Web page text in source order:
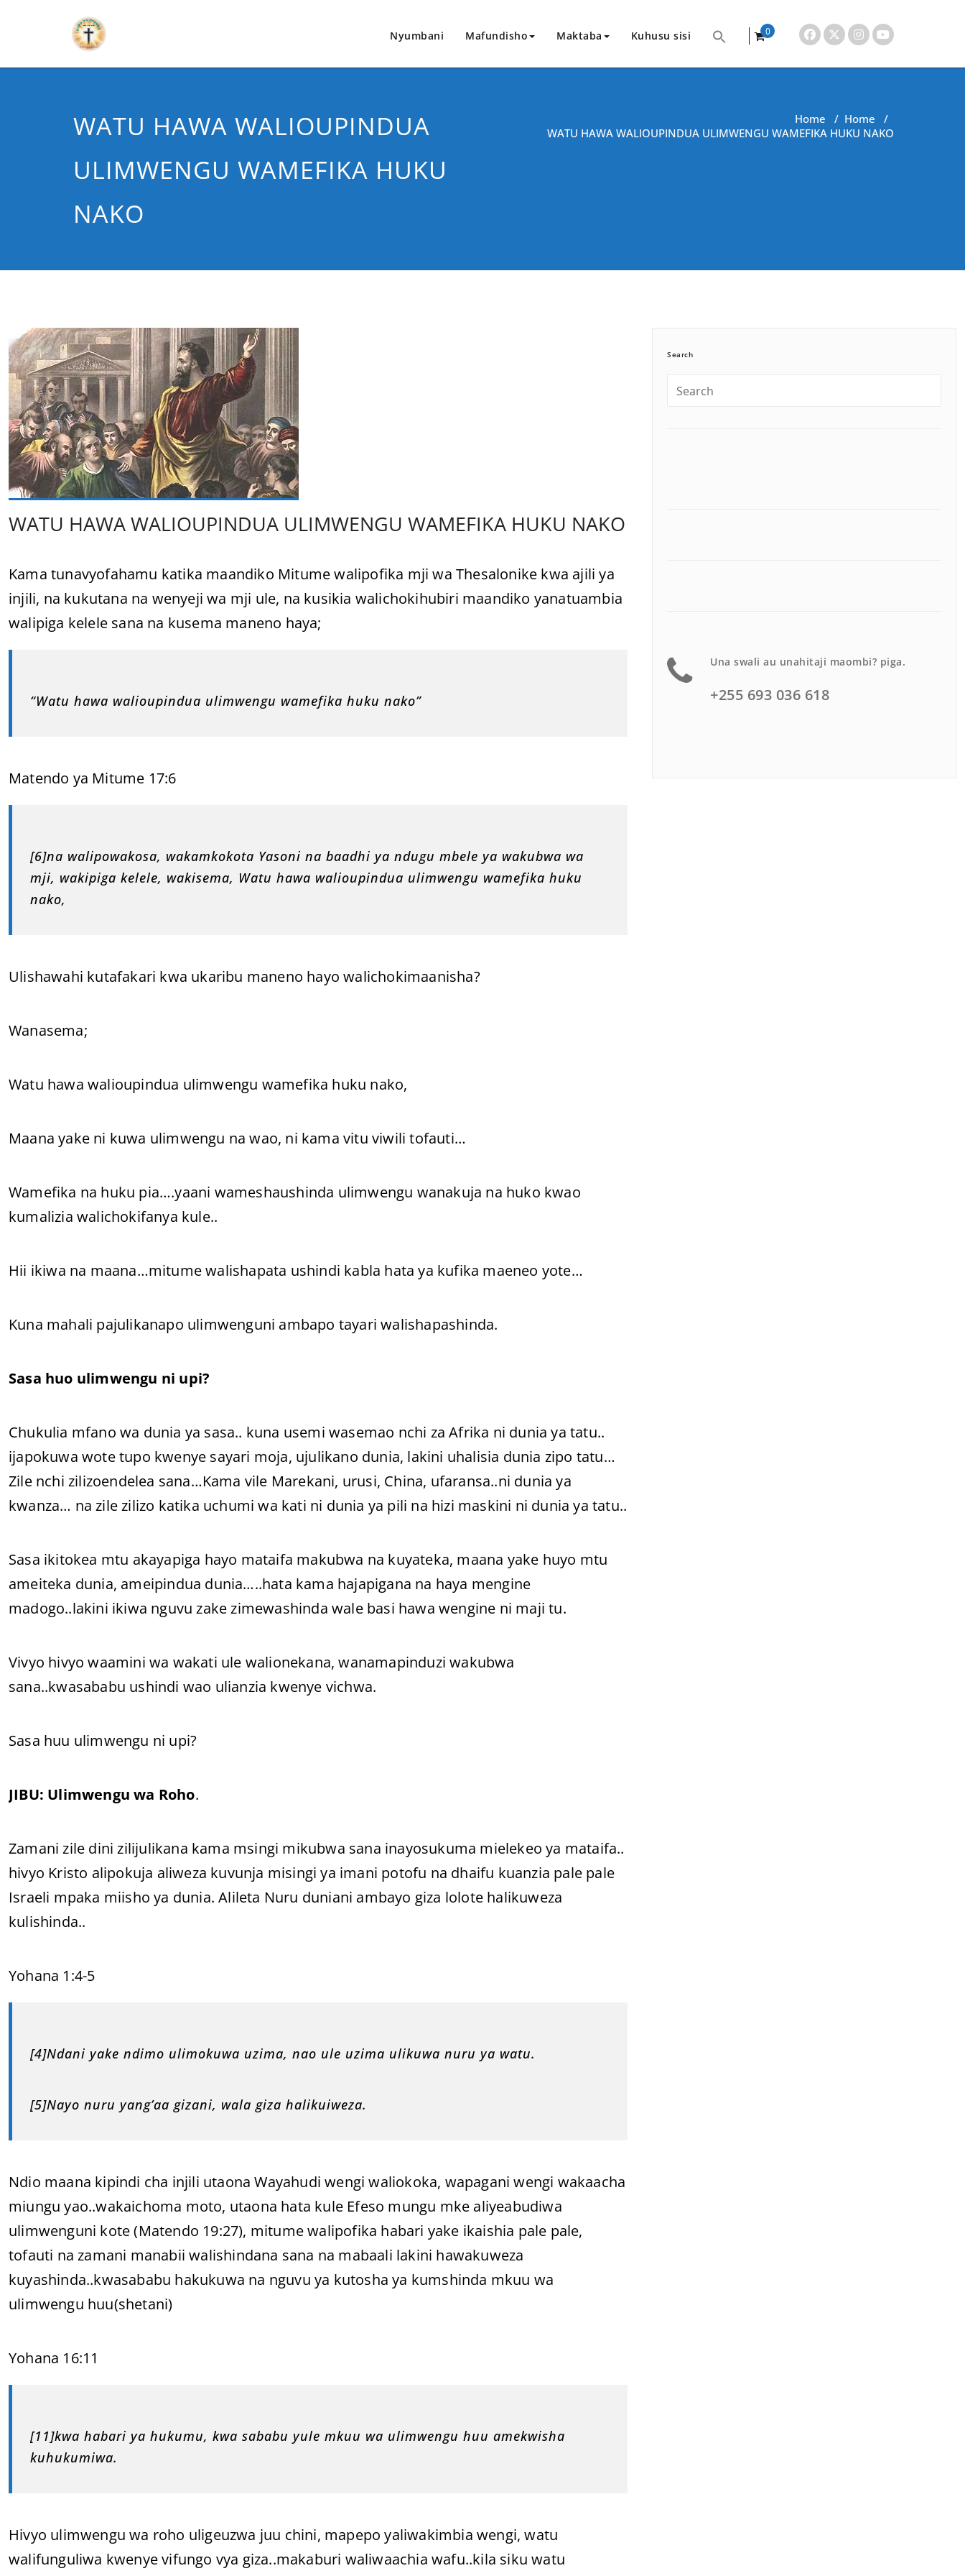
Nyumbani Mafundisho Maktaba Kuhusu sisi
0
WATU HAWA WALIOUPINDUA
ULIMWENGU WAMEFIKA HUKU
NAKO
Home / Home /
WATU HAWA WALIOUPINDUA ULIMWENGU WAMEFIKA HUKU NAKO
WATU HAWA WALIOUPINDUA ULIMWENGU WAMEFIKA HUKU NAKO
Kama tunavyofahamu katika maandiko Mitume walipofika mji wa Thesalonike kwa ajili ya
injili, na kukutana na wenyeji wa mji ule, na kusikia walichokihubiri maandiko yanatuambia
walipiga kelele sana na kusema maneno haya;
“Watu hawa walioupindua ulimwengu wamefika huku nako”
Matendo ya Mitume 17:6
[6]na walipowakosa, wakamkokota Yasoni na baadhi ya ndugu mbele ya wakubwa wa
mji, wakipiga kelele, wakisema, Watu hawa walioupindua ulimwengu wamefika huku
nako,
Ulishawahi kutafakari kwa ukaribu maneno hayo walichokimaanisha?
Wanasema;
Watu hawa walioupindua ulimwengu wamefika huku nako,
Maana yake ni kuwa ulimwengu na wao, ni kama vitu viwili tofauti…
Wamefika na huku pia….yaani wameshaushinda ulimwengu wanakuja na huko kwao
kumalizia walichokifanya kule..
Hii ikiwa na maana…mitume walishapata ushindi kabla hata ya kufika maeneo yote…
Kuna mahali pajulikanapo ulimwenguni ambapo tayari walishapashinda.
Sasa huo ulimwengu ni upi?
Chukulia mfano wa dunia ya sasa.. kuna usemi wasemao nchi za Afrika ni dunia ya tatu..
ijapokuwa wote tupo kwenye sayari moja, ujulikano dunia, lakini uhalisia dunia zipo tatu…
Zile nchi zilizoendelea sana…Kama vile Marekani, urusi, China, ufaransa..ni dunia ya
kwanza… na zile zilizo katika uchumi wa kati ni dunia ya pili na hizi maskini ni dunia ya tatu..
Sasa ikitokea mtu akayapiga hayo mataifa makubwa na kuyateka, maana yake huyo mtu
ameiteka dunia, ameipindua dunia…..hata kama hajapigana na haya mengine
madogo..lakini ikiwa nguvu zake zimewashinda wale basi hawa wengine ni maji tu.
Vivyo hivyo waamini wa wakati ule walionekana, wanamapinduzi wakubwa
sana..kwasababu ushindi wao ulianzia kwenye vichwa.
Sasa huu ulimwengu ni upi?
JIBU: Ulimwengu wa Roho.
Zamani zile dini zilijulikana kama msingi mikubwa sana inayosukuma mielekeo ya mataifa..
hivyo Kristo alipokuja aliweza kuvunja misingi ya imani potofu na dhaifu kuanzia pale pale
Israeli mpaka miisho ya dunia. Alileta Nuru duniani ambayo giza lolote halikuweza
kulishinda..
Yohana 1:4-5
[4]Ndani yake ndimo ulimokuwa uzima, nao ule uzima ulikuwa nuru ya watu.
[5]Nayo nuru yang’aa gizani, wala giza halikuiweza.
Ndio maana kipindi cha injili utaona Wayahudi wengi waliokoka, wapagani wengi wakaacha
miungu yao..wakaichoma moto, utaona hata kule Efeso mungu mke aliyeabudiwa
ulimwenguni kote (Matendo 19:27), mitume walipofika habari yake ikaishia pale pale,
tofauti na zamani manabii walishindana sana na mabaali lakini hawakuweza
kuyashinda..kwasababu hakukuwa na nguvu ya kutosha ya kumshinda mkuu wa
ulimwengu huu(shetani)
Yohana 16:11
[11]kwa habari ya hukumu, kwa sababu yule mkuu wa ulimwengu huu amekwisha
kuhukumiwa.
Hivyo ulimwengu wa roho uligeuzwa juu chini, mapepo yaliwakimbia wengi, watu
walifunguliwa kwenye vifungo vya giza..makaburi waliwaachia wafu..kila siku watu
Search
Una swali au unahitaji maombi? piga.
+255 693 036 618